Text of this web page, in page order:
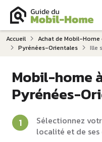
Accueil Achat de Mobil-Home
Pyrénées-Orientales
Ille
Mobil-home
Pyrénées-
Sélectionnez
localité et de